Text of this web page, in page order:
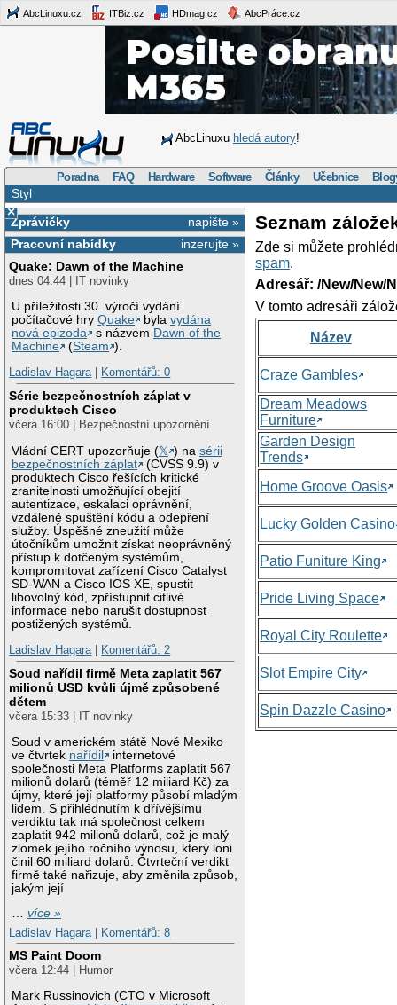
AbcLinuxu.cz ITBiz.cz HDmag.cz AbcPráce.cz
AbcLinuxu hledá autory!
Poradna FAQ Hardware Software Články Učebnice
Styl
×
napište »
Zprávičky
inzerujte »
Pracovní nabídky
Quake: Dawn of the Machine
dnes 04:44 | IT novinky
U příležitosti 30. výročí vydání
počítačové hryQuake bylavydána
nová epizoda
s názvem Dawn of the
Machine
(Steam ).
Ladislav Hagara| Komentářů: 0
Série bezpečnostních záplat v
produktech Cisco
včera 16:00 | Bezpečnostní upozornění
Vládní CERT upozorňuje (𝕏 ) nasérii
bezpečnostních záplat
(CVSS 9.9) v
produktech Cisco řešících kritické
zranitelnosti umožňující obejití
autentizace, eskalaci oprávnění,
vzdálené spuštění kódu a odepření
služby. Úspěšné zneužití může
útočníkům umožnit získat neoprávněný
přístup k dotčeným systémům,
kompromitovat zařízení Cisco Catalyst
SD-WAN a Cisco IOS XE, spustit
libovolný kód, zpřístupnit citlivé
informace nebo narušit dostupnost
postižených systémů.
Ladislav Hagara| Komentářů: 2
Soud nařídil firmě Meta zaplatit 567
milionů USD kvůli újmě způsobené
dětem
včera 15:33 | IT novinky
Soud v americkém státě Nové Mexiko
ve čtvrtek nařídil
internetové
společnosti Meta Platforms zaplatit 567
milionů dolarů (téměř 12 miliard Kč) za
újmy, které její platformy působí mladým
lidem. S přihlédnutím k dřívějšímu
verdiktu tak má společnost celkem
zaplatit 942 milionů dolarů, což je malý
zlomek jejího ročního výnosu, který loni
činil 60 miliard dolarů. Čtvrteční verdikt
firmě také nařizuje, aby změnila způsob,
jakým její
…více »
Ladislav Hagara
Komentářů: 8
MS Paint Doom
včera 12:44 | Humor
Mark Russinovich (CTO v Microsoft
Seznam
Zde si můžete
spam.
Adresář: /New/New/
V tomto adresáři
Název
Craze Gambles
Dream Meadows
Furniture
Garden Design
Trends
Home Groove Oasis
Lucky Golden Casino
Patio Funiture King
Pride Living Space
Royal City Roulette
Slot Empire City
Spin Dazzle Casino